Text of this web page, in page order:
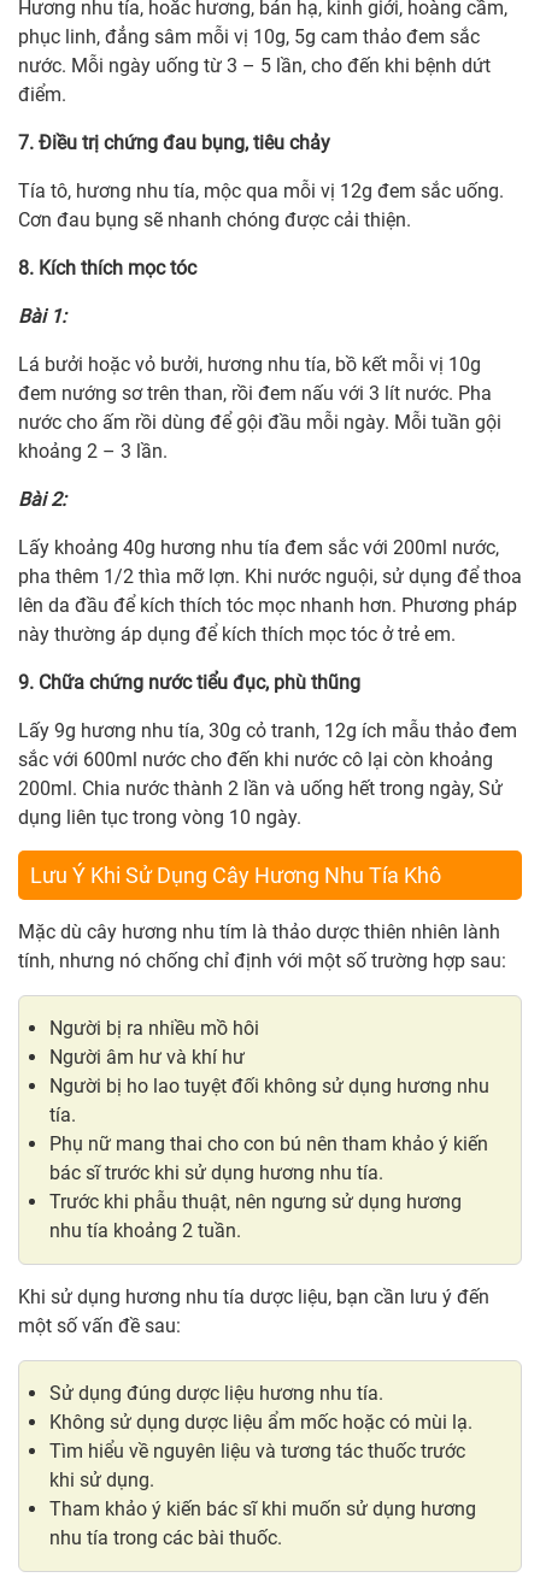
Hương nhu tía, hoắc hương, bán hạ, kinh giới, hoàng cầm,
phục linh, đẳng sâm mỗi vị 10g, 5g cam thảo đem sắc
nước. Mỗi ngày uống từ 3 – 5 lần, cho đến khi bệnh dứt
điểm.
7. Điều trị chứng đau bụng, tiêu chảy
Tía tô, hương nhu tía, mộc qua mỗi vị 12g đem sắc uống.
Cơn đau bụng sẽ nhanh chóng được cải thiện.
8. Kích thích mọc tóc
Bài 1:
Lá bưởi hoặc vỏ bưởi, hương nhu tía, bồ kết mỗi vị 10g
đem nướng sơ trên than, rồi đem nấu với 3 lít nước. Pha
nước cho ấm rồi dùng để gội đầu mỗi ngày. Mỗi tuần gội
khoảng 2 – 3 lần.
Bài 2:
Lấy khoảng 40g hương nhu tía đem sắc với 200ml nước,
pha thêm 1/2 thìa mỡ lợn. Khi nước nguội, sử dụng để thoa
lên da đầu để kích thích tóc mọc nhanh hơn. Phương pháp
này thường áp dụng để kích thích mọc tóc ở trẻ em.
9. Chữa chứng nước tiểu đục, phù thũng
Lấy 9g hương nhu tía, 30g cỏ tranh, 12g ích mẫu thảo đem
sắc với 600ml nước cho đến khi nước cô lại còn khoảng
200ml. Chia nước thành 2 lần và uống hết trong ngày, Sử
dụng liên tục trong vòng 10 ngày.
Lưu Ý Khi Sử Dụng Cây Hương Nhu Tía Khô
Mặc dù cây hương nhu tím là thảo dược thiên nhiên lành
tính, nhưng nó chống chỉ định với một số trường hợp sau:
Người bị ra nhiều mồ hôi
Người âm hư và khí hư
Người bị ho lao tuyệt đối không sử dụng hương nhu
tía.
Phụ nữ mang thai cho con bú nên tham khảo ý kiến
bác sĩ trước khi sử dụng hương nhu tía.
Trước khi phẫu thuật, nên ngưng sử dụng hương
nhu tía khoảng 2 tuần.
Khi sử dụng hương nhu tía dược liệu, bạn cần lưu ý đến
một số vấn đề sau:
Sử dụng đúng dược liệu hương nhu tía.
Không sử dụng dược liệu ẩm mốc hoặc có mùi lạ.
Tìm hiểu về nguyên liệu và tương tác thuốc trước
khi sử dụng.
Tham khảo ý kiến bác sĩ khi muốn sử dụng hương
nhu tía trong các bài thuốc.